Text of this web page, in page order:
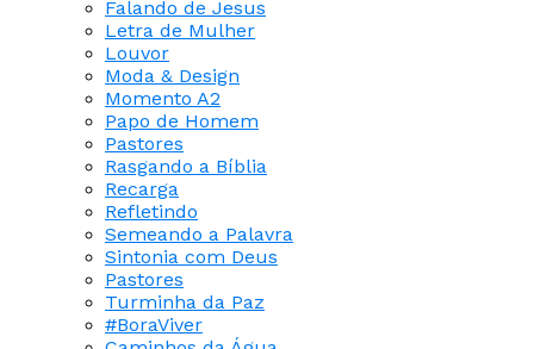
Falando de Jesus
Letra de Mulher
Louvor
Moda & Design
Momento A2
Papo de Homem
Pastores
Rasgando a Bíblia
Recarga
Refletindo
Semeando a Palavra
Sintonia com Deus
Pastores
Turminha da Paz
#BoraViver